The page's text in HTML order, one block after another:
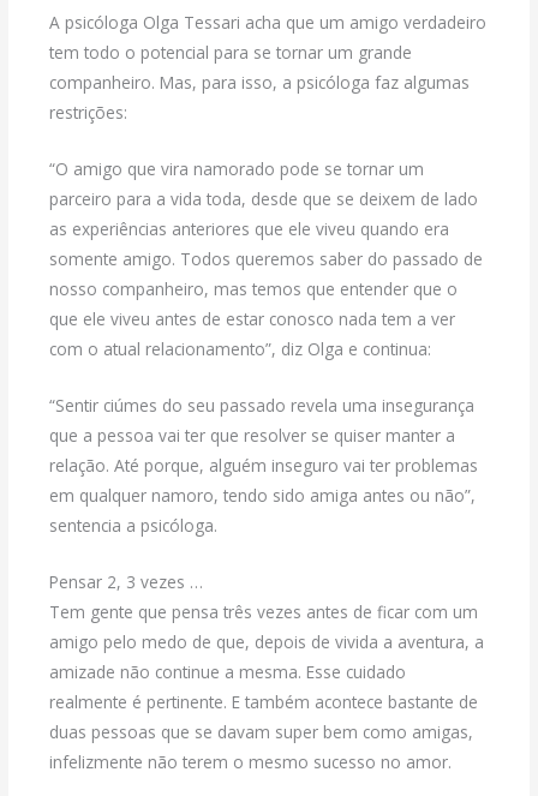
A psicóloga Olga Tessari acha que um amigo verdadeiro
tem todo o potencial para se tornar um grande
companheiro. Mas, para isso, a psicóloga faz algumas
restrições:
“O amigo que vira namorado pode se tornar um
parceiro para a vida toda, desde que se deixem de lado
as experiências anteriores que ele viveu quando era
somente amigo. Todos queremos saber do passado de
nosso companheiro, mas temos que entender que o
que ele viveu antes de estar conosco nada tem a ver
com o atual relacionamento”, diz Olga e continua:
“Sentir ciúmes do seu passado revela uma insegurança
que a pessoa vai ter que resolver se quiser manter a
relação. Até porque, alguém inseguro vai ter problemas
em qualquer namoro, tendo sido amiga antes ou não”,
sentencia a psicóloga.
Pensar 2, 3 vezes …
Tem gente que pensa três vezes antes de ficar com um
amigo pelo medo de que, depois de vivida a aventura, a
amizade não continue a mesma. Esse cuidado
realmente é pertinente. E também acontece bastante de
duas pessoas que se davam super bem como amigas,
infelizmente não terem o mesmo sucesso no amor.